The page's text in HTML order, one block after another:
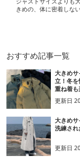
きめの、体に密着しな
おすすめ記事一覧
大きめ
立！冬
重ね着
更新日
大きめ
洗練さ
更新日